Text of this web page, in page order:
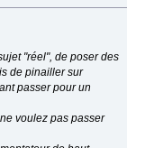
"réel", de poser des
de pinailler sur
passer pour un
voulez pas passer